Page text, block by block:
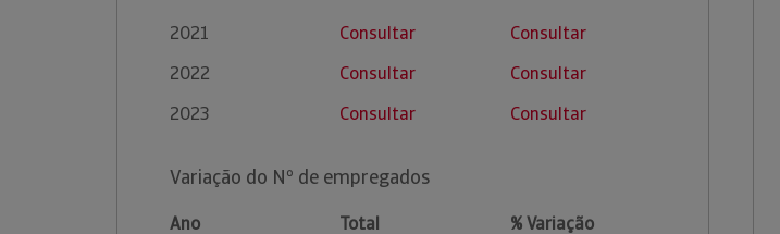
2021
Consultar
Consultar
2022
Consultar
Consultar
2023
Consultar Consultar
Variação do Nº de empregados
Ano Total
% Variação